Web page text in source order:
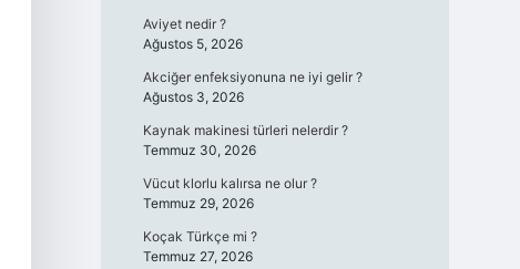
Aviyet nedir ?
Ağustos 5, 2026
Akciğer enfeksiyonuna ne iyi gelir ?
Ağustos 3, 2026
Kaynak makinesi türleri nelerdir ?
Temmuz 30, 2026
Vücut klorlu kalırsa ne olur ?
Temmuz 29, 2026
Koçak Türkçe mi ?
Temmuz 27, 2026